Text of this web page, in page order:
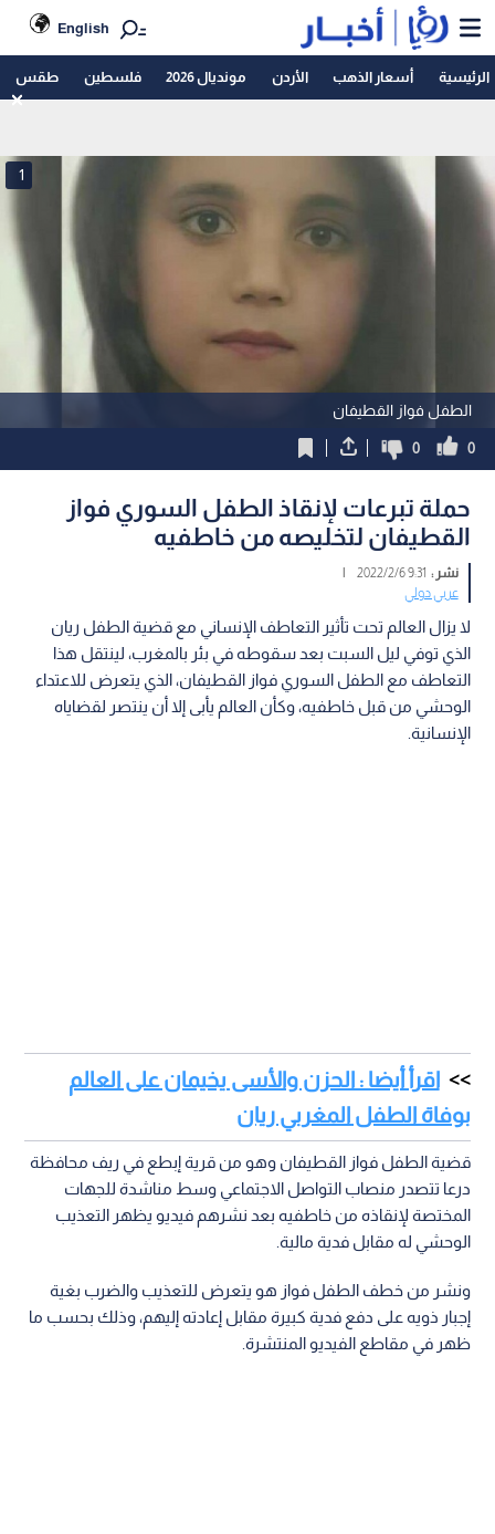
English
الرئيسية أسعار الذهب الأردن مونديال 2026 فلسطين طقس
الطفل فواز القطيفان
1
0
0
حملة تبرعات لإنقاذ الطفل السوري فواز
القطيفان لتخليصه من خاطفيه
نشر : 9:31 2022/2/6
|
عربي دولي
لا يزال العالم تحت تأثير التعاطف الإنساني مع قضية الطفل ريان
الذي توفي ليل السبت بعد سقوطه في بئر بالمغرب، لينتقل هذا
التعاطف مع الطفل السوري فواز القطيفان، الذي يتعرض للاعتداء
الوحشي من قبل خاطفيه، وكأن العالم يأبى إلا أن ينتصر لقضاياه
الإنسانية.
اقرأ أيضا : الحزن والأسى يخيمان على العالم
بوفاة الطفل المغربي ريان
قضية الطفل فواز القطيفان وهو من قرية إبطع في ريف محافظة
درعا تتصدر منصاب التواصل الاجتماعي وسط مناشدة للجهات
المختصة لإنقاذه من خاطفيه بعد نشرهم فيديو يظهر التعذيب
الوحشي له مقابل فدية مالية.
ونشر من خطف الطفل فواز هو يتعرض للتعذيب والضرب بغية
إجبار ذويه على دفع فدية كبيرة مقابل إعادته إليهم، وذلك بحسب ما
ظهر في مقاطع الفيديو المنتشرة.